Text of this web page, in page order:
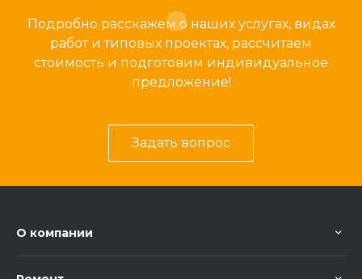
Подробно расскажем о наших услугах, видах
работ и типовых проектах, рассчитаем
стоимость и подготовим индивидуальное
предложение!
Задать вопрос
О компании